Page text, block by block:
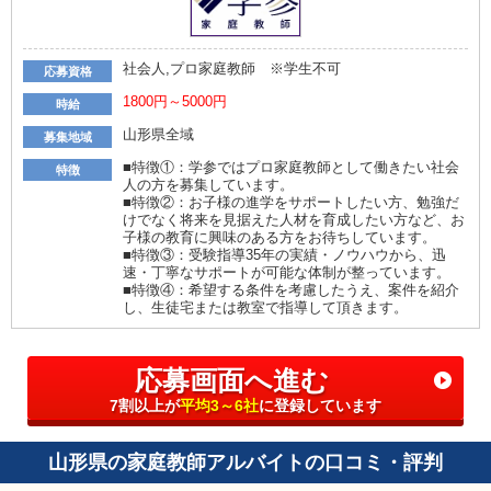
応募資格 社会人,プロ家庭教師 ※学生不可
時給 1800円～5000円
募集地域 山形県全域
特徴
■特徴①：学参ではプロ家庭教師として働きたい社会
人の方を募集しています。
■特徴②：お子様の進学をサポートしたい方、勉強だ
けでなく将来を見据えた人材を育成したい方など、お
子様の教育に興味のある方をお待ちしています。
■特徴③：受験指導35年の実績・ノウハウから、迅
速・丁寧なサポートが可能な体制が整っています。
■特徴④：希望する条件を考慮したうえ、案件を紹介
し、生徒宅または教室で指導して頂きます。
応募画面へ進む
7割以上が平均3～6社に登録しています
山形県の家庭教師アルバイトの口コミ・評判